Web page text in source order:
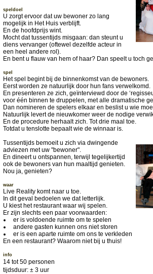
speldoel
U zorgt ervoor dat uw bewoner zo lang
mogelijk in Het Huis verblijft.
En de hoofdprijs wint.
Mocht dat tussentijds misgaan: dan steunt u
diens vervanger (oftewel dezelfde acteur in
een heel andere rol).
En bent u flauw van hem of haar? Dan speelt u toch
spel
Het spel begint bij de binnenkomst van de bewoners.
Eerst worden ze natuurlijk door hun fans verwelkomd.
En presenteren ze zich, geïnterviewd door de
voor één binnen te druppelen, met alle dramatische
Dan nomineren de spelers elkaar en beslist u wie
Natuurlijk levert de nieuwkomer weer de nodige
En de procedure herhaalt zich. Tot drie maal toe.
Totdat u tenslotte bepaalt wie de winnaar is.
Tussentijds bemoeit u zich via dwingende
adviezen met uw "bewoner".
En dineert u ontspannen, terwijl tegelijkertijd
ook de bewoners van hun maaltijd genieten.
Nou ja, genieten?
waar
Live Reality komt naar u toe.
In dit geval bedoelen we dat letterlijk.
U kiest het restaurant waar wij spelen.
Er zijn slechts een paar voorwaarden:
er is voldoende ruimte om te spelen
andere gasten kunnen ons niet storen
er is een aparte ruimte om ons te verkleden
En een restaurant? Waarom niet bij u thuis!
info
14 tot 50 personen
tijdsduur: ± 3 uur